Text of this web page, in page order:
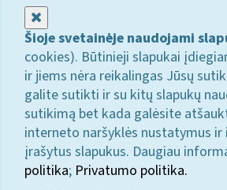
Šioje svetainėje naudojami
cookies). Būtinieji slapukai
ir jiems nėra reikalingas Jūsų
galite sutikti ir su kitų slapukų
sutikimą bet kada galėsite
interneto naršyklės nustatymus
įrašytus slapukus. Daugiau
politika; Privatumo politika.